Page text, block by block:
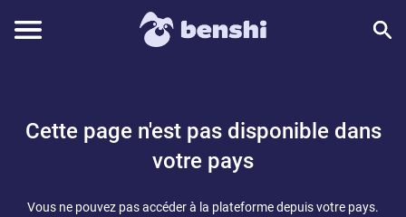
Cette page n'est pas disponible dans
votre pays
Vous ne pouvez pas accéder à la plateforme depuis votre pays.